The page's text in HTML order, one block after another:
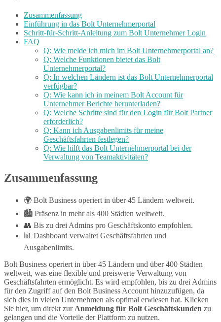
Zusammenfassung
Einführung in das Bolt Unternehmerportal
Schritt-für-Schritt-Anleitung zum Bolt Unternehmer Login
FAQ
Q: Wie melde ich mich im Bolt Unternehmerportal an?
Q: Welche Funktionen bietet das Bolt
Unternehmerportal?
Q: In welchen Ländern ist das Bolt Unternehmerportal
verfügbar?
Q: Wie kann ich in meinem Bolt Account für
Unternehmer Berichte herunterladen?
Q: Welche Schritte sind für den Login für Bolt Partner
erforderlich?
Q: Kann ich Ausgabenlimits für meine
Geschäftsfahrten festlegen?
Q: Wie hilft das Bolt Unternehmerportal bei der
Verwaltung von Teamaktivitäten?
Zusammenfassung
🌍 Bolt Business operiert in über 45 Ländern weltweit.
🏙️ Präsenz in mehr als 400 Städten weltweit.
👥 Bis zu drei Admins pro Geschäftskonto empfohlen.
📊 Dashboard verwaltet Geschäftsfahrten und
Ausgabenlimits.
Bolt Business operiert in über 45 Ländern und über 400 Städten
weltweit, was eine flexible und preiswerte Verwaltung von
Geschäftsfahrten ermöglicht. Es wird empfohlen, bis zu drei Admins
für den Zugriff auf den Bolt Business Account hinzuzufügen, da
sich dies in vielen Unternehmen als optimal erwiesen hat. Klicken
Sie hier, um direkt zur Anmeldung für Bolt Geschäftskunden zu
gelangen und die Vorteile der Plattform zu nutzen.